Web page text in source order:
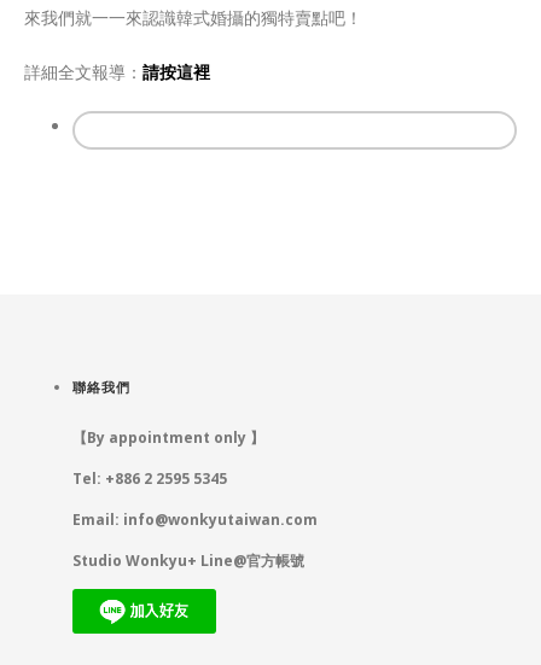
來我們就一一來認識韓式婚攝的獨特賣點吧！
詳細全文報導： 請按這裡
聯絡我們
【By appointment only 】
Tel: +886 2 2595 5345
Email: info@wonkyutaiwan.com
Studio Wonkyu+ Line@官方帳號